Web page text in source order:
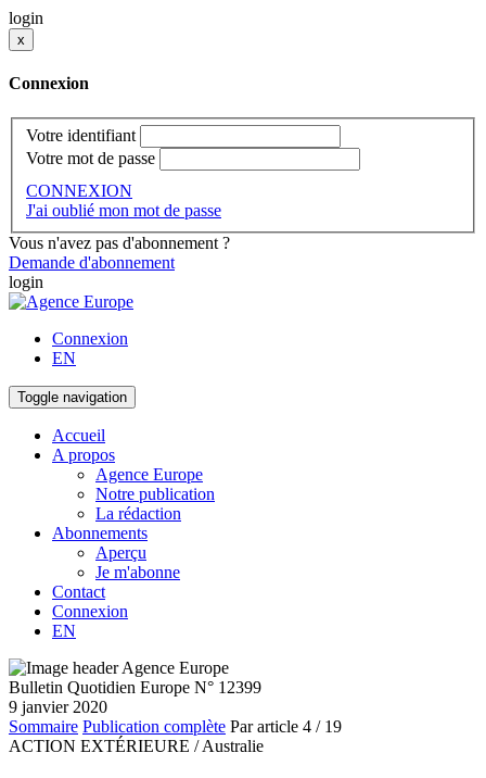
login
x
Connexion
Votre identifiant
Votre mot de passe
CONNEXION
J'ai oublié mon mot de passe
Vous n'avez pas d'abonnement ?
Demande d'abonnement
login
Connexion
EN
Toggle navigation
Accueil
A propos
Agence Europe
Notre publication
La rédaction
Abonnements
Aperçu
Je m'abonne
Contact
Connexion
EN
Bulletin Quotidien Europe N° 12399
9 janvier 2020
Sommaire Publication complète Par article 4 / 19
ACTION EXTÉRIEURE / Australie